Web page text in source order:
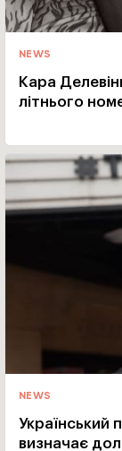
NEWS
Кара
літнього
NEWS
Український
визначає